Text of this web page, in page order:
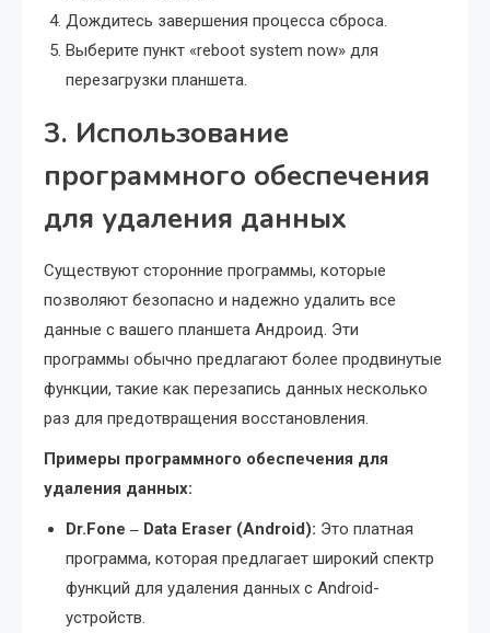
Дождитесь завершения процесса сброса.
Выберите пункт «reboot system now» для
перезагрузки планшета.
3. Использование
программного обеспечения
для удаления данных
Существуют сторонние программы, которые
позволяют безопасно и надежно удалить все
данные с вашего планшета Андроид. Эти
программы обычно предлагают более продвинутые
функции, такие как перезапись данных несколько
раз для предотвращения восстановления.
Примеры программного обеспечения для
удаления данных:
Dr.Fone ‒ Data Eraser (Android): Это платная
программа, которая предлагает широкий спектр
функций для удаления данных с Android-
устройств.